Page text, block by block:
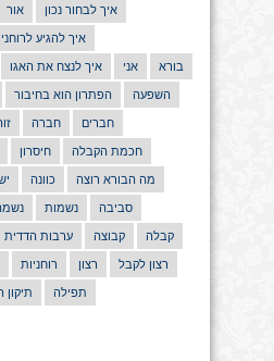
אור איך לבחור נכון
איך להגיע
איך לנצח את האגו אני בורא
הפתרון הוא בחיבור השפעה
חברה חברים
חיסרון חכמת הקבלה
כוונה מה הבורא רוצה
נשמות סביבה
ערבות הדדית קבוצה קבלה
רוחניות רצון רצון לקבל
תיקון תפילה